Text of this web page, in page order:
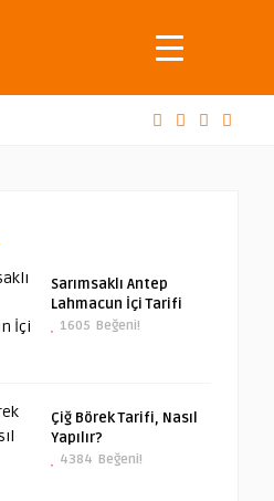
Sarımsaklı Antep
Lahmacun İçi Tarifi
1605 Beğeni!
Çiğ Börek Tarifi, Nasıl
Yapılır?
4384 Beğeni!